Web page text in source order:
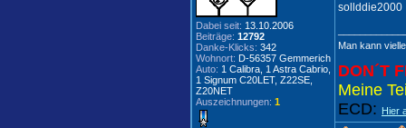
Dabei seit: 13.10.2006
Beiträge: 12792
Danke-Klicks: 342
Wohnort: D-56357 Gemmerich
Auto: 1 Calibra, 1 Astra Cabrio,
1 Signum C20LET, Z22SE,
Z20NET
Auszeichnungen: 1
sollddie2000
Man kann
DON´T
Meine
ECD: Hier